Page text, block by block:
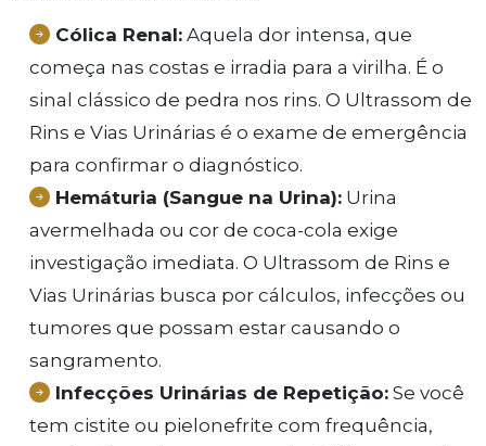
Cólica Renal: Aquela dor intensa, que
começa nas costas e irradia para a virilha. É o
sinal clássico de pedra nos rins. O Ultrassom de
Rins e Vias Urinárias é o exame de emergência
para confirmar o diagnóstico.
Hemáturia (Sangue na Urina): Urina
avermelhada ou cor de coca-cola exige
investigação imediata. O Ultrassom de Rins e
Vias Urinárias busca por cálculos, infecções ou
tumores que possam estar causando o
sangramento.
Infecções Urinárias de Repetição: Se você
tem cistite ou pielonefrite com frequência,